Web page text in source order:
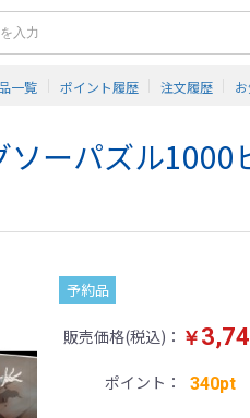
一覧 ポイント履歴 注文履歴
ソーパズル
予約品
販売価格(税込) ￥
ポイント 340pt